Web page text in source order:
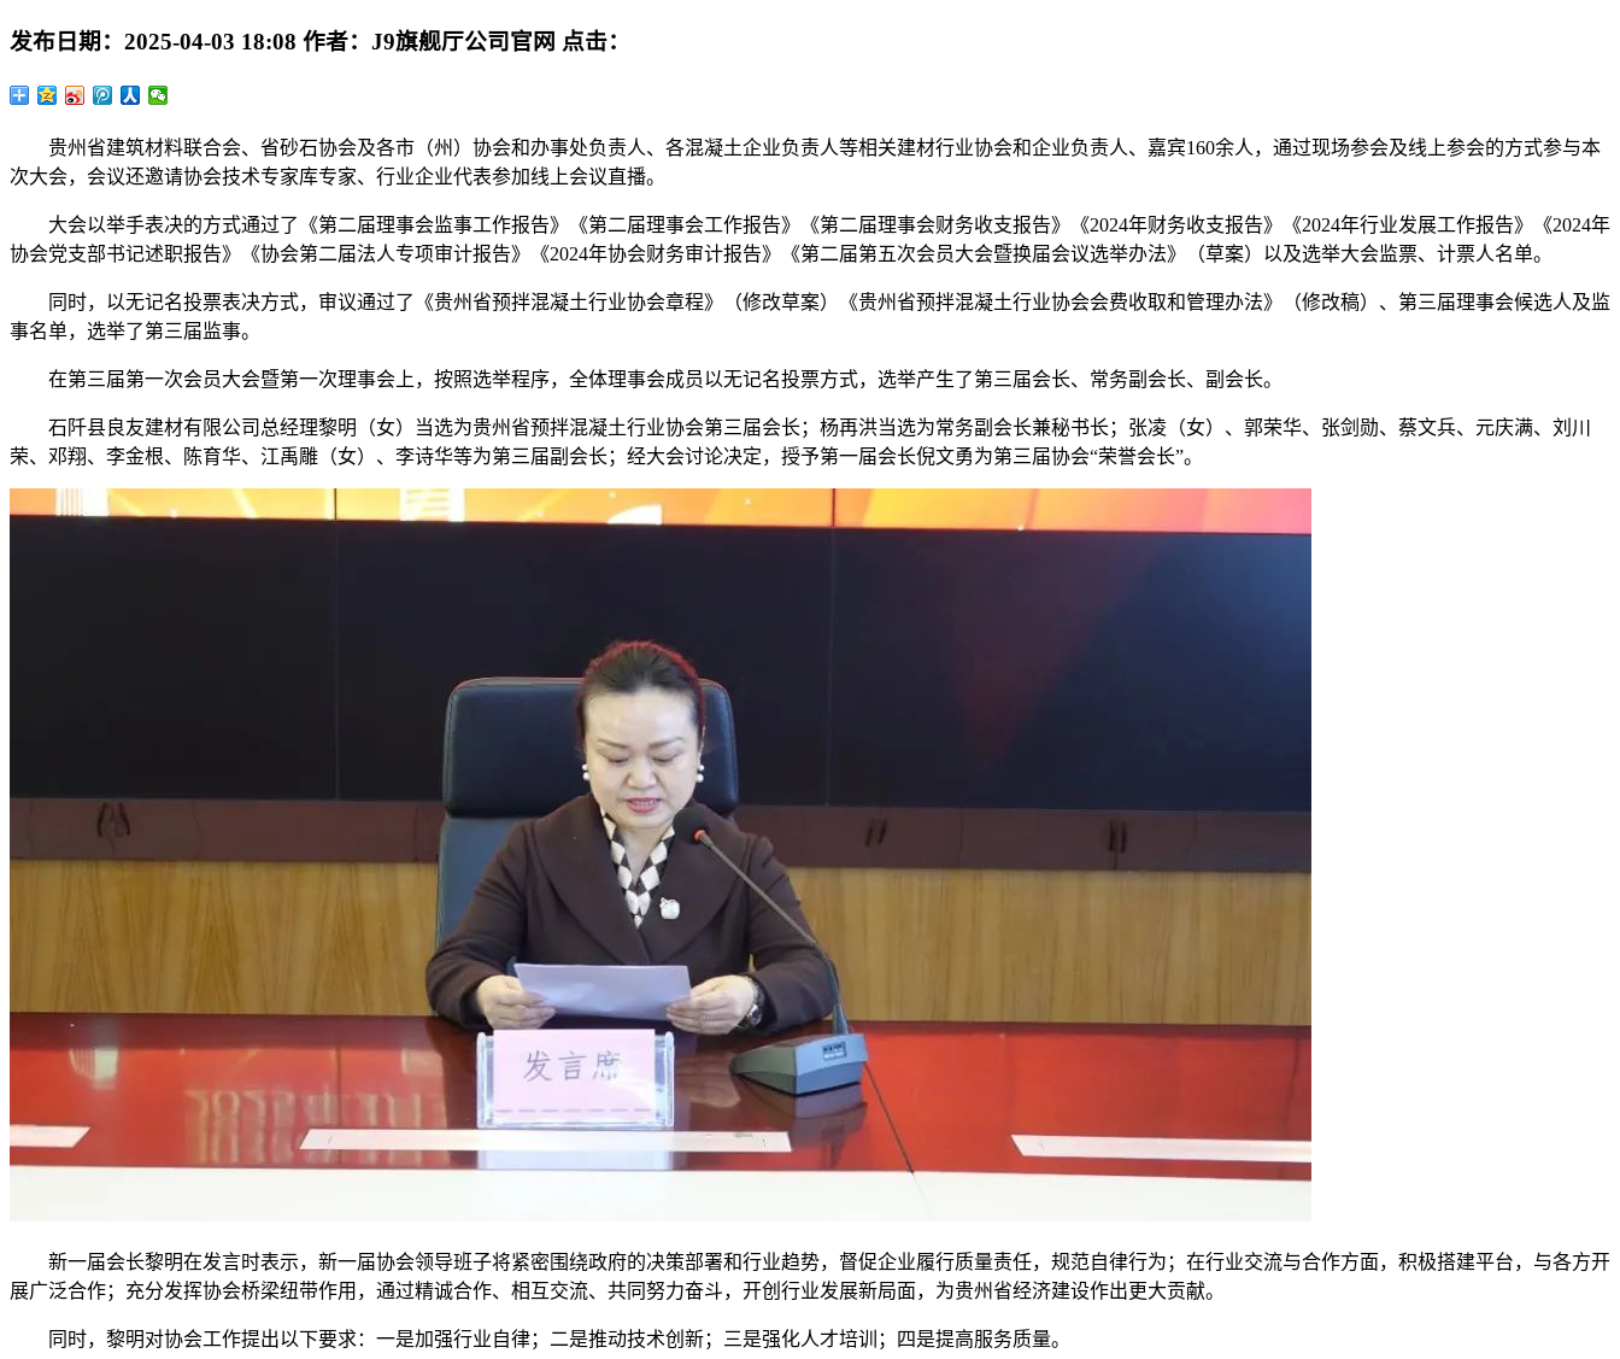
发布日期： 2025-04-03 18:08 作者： J9旗舰厅公司官网 点击：
贵州省建筑材料联合会、省砂石协会及各市（州）协会和办事处负责人、各混凝土企业负责人等相关建材行业协会和企业负责人、嘉宾160余人，通过现场参会及线上参会的方式参与本
次大会，会议还邀请协会技术专家库专家、行业企业代表参加线上会议直播。
大会以举手表决的方式通过了《第二届理事会监事工作报告》《第二届理事会工作报告》《第二届理事会财务收支报告》《2024年财务收支报告》《2024年行业发展工作报告》《2024年
协会党支部书记述职报告》《协会第二届法人专项审计报告》《2024年协会财务审计报告》《第二届第五次会员大会暨换届会议选举办法》（草案）以及选举大会监票、计票人名单。
同时，以无记名投票表决方式，审议通过了《贵州省预拌混凝土行业协会章程》（修改草案）《贵州省预拌混凝土行业协会会费收取和管理办法》（修改稿）、第三届理事会候选人及监
事名单，选举了第三届监事。
在第三届第一次会员大会暨第一次理事会上，按照选举程序，全体理事会成员以无记名投票方式，选举产生了第三届会长、常务副会长、副会长。
石阡县良友建材有限公司总经理黎明（女）当选为贵州省预拌混凝土行业协会第三届会长；杨再洪当选为常务副会长兼秘书长；张凌（女）、郭荣华、张剑勋、蔡文兵、元庆满、刘川
荣、邓翔、李金根、陈育华、江禹雕（女）、李诗华等为第三届副会长；经大会讨论决定，授予第一届会长倪文勇为第三届协会“荣誉会长”。
新一届会长黎明在发言时表示，新一届协会领导班子将紧密围绕政府的决策部署和行业趋势，督促企业履行质量责任，规范自律行为；在行业交流与合作方面，积极搭建平台，与各方开
展广泛合作；充分发挥协会桥梁纽带作用，通过精诚合作、相互交流、共同努力奋斗，开创行业发展新局面，为贵州省经济建设作出更大贡献。
同时，黎明对协会工作提出以下要求：一是加强行业自律；二是推动技术创新；三是强化人才培训；四是提高服务质量。